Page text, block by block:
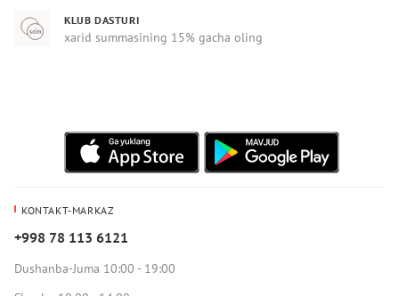
KLUB DASTURI
xarid summasining 15% gacha oling
KONTAKT-MARKAZ
+998 78 113 6121
Dushanba-Juma 10:00 - 19:00